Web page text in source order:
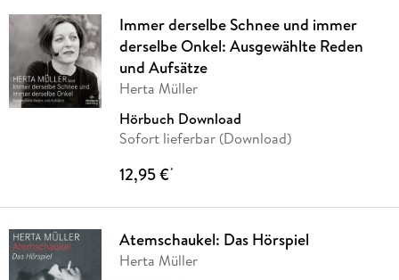
Immer derselbe Schnee und immer
derselbe Onkel: Ausgewählte Reden
und Aufsätze
Herta Müller
Hörbuch Download
Sofort lieferbar (Download)
12,95 €*
Atemschaukel: Das Hörspiel
Herta Müller